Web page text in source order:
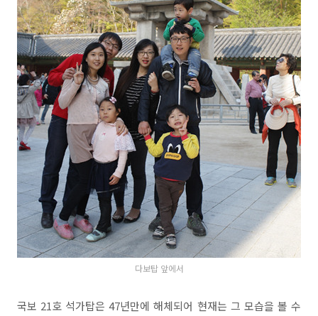
다보탑 앞에서
국보 21호 석가탑은 47년만에 해체되어 현재는 그 모습을 볼 수